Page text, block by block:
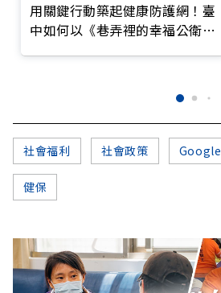
用關鍵行動築起健康防護網！臺
中如何以《巷弄裡的幸福公衛》
社會福利 社會政策 Google
健保